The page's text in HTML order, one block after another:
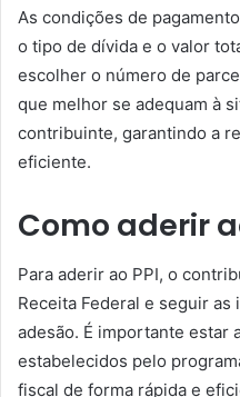
As condições de
o tipo de dívida e o valor
escolher o número de
que melhor se adequam à
contribuinte, garantindo a
eficiente.
Como aderir
Para aderir ao PPI, o
Receita Federal e seguir
adesão. É importante estar
estabelecidos pelo
fiscal de forma rápida e